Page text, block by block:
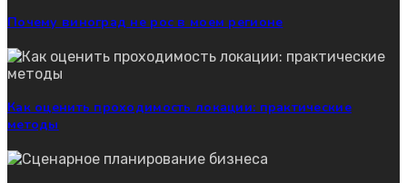
Почему виноград не рос в моем регионе
Как оценить проходимость локации: практические
методы